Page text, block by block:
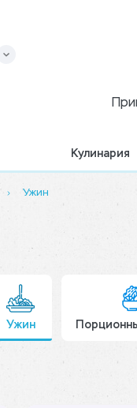
Кулинария
Ужин
Ужин